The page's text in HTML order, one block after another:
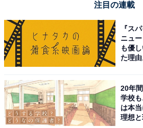
注目の連載
『ス
ニュ
も優
た理
20年
学校
は本
理想